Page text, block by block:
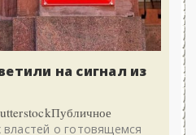
на сигнал из
властей о готовящемся